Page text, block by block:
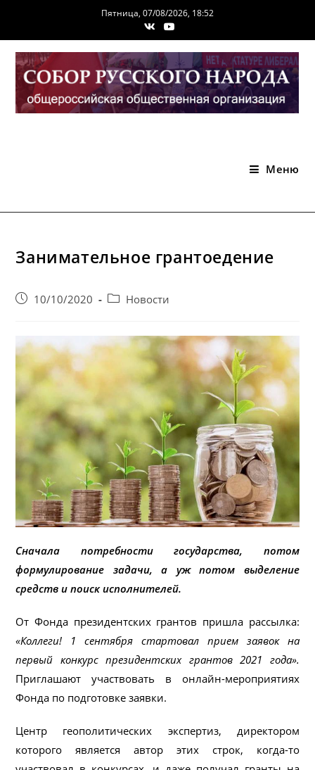
содержимому
Пятница, 07/08/2026, 18:52
Меню
Занимательное грантоедение
Запись10/10/2020
PostНовости
Сначала потребности государства, потом
формулирование задачи, а уж потом выделение
средств и поиск исполнителей.
От Фонда президентских грантов пришла рассылка:
«Коллеги! 1 сентября стартовал прием заявок на
первый конкурс президентских грантов 2021 года».
Приглашают участвовать в онлайн-мероприятиях
Фонда по подготовке заявки.
Центр геополитических экспертиз, директором
которого является автор этих строк, когда-то